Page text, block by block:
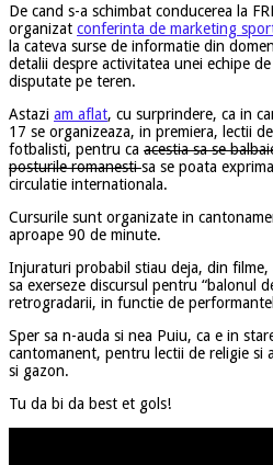
De cand s-a schimbat conducerea la
organizat conferinta de marketing
la cateva surse de informatie din
detalii despre activitatea unei echipe
disputate pe teren.
Astazi am aflat, cu surprindere, ca in
17 se organizeaza, in premiera, lectii
fotbalisti, pentru ca acestia sa se
posturile romanestisa se poata
circulatie internationala.
Cursurile sunt organizate in
aproape 90 de minute.
Injuraturi probabil stiau deja, din filme,
sa exerseze discursul pentru “balonul
retrogradarii, in functie de
Sper sa n-auda si nea Puiu, ca e in
cantomanent, pentru lectii de religie si
si gazon.
Tu da bi da best et gols!